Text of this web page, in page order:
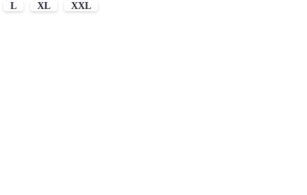
L XL
XXL